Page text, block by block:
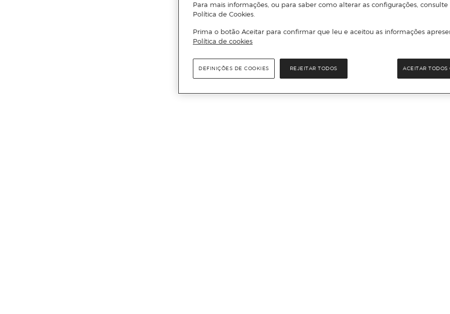
Para mais informações, ou para saber como alterar as configurações, consulte
Política de Cookies.
Prima o botão Aceitar para confirmar que leu e aceitou as informações
Política de cookies
REJEITAR TODOS ACEITAR TODOS
DEFINIÇÕES DE COOKIES